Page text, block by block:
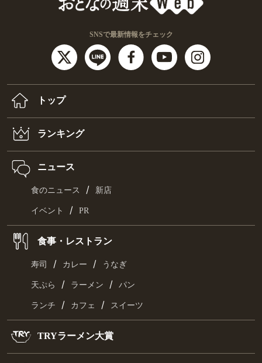
SNSで最新情報をチェック
トップ
ランキング
ニュース
食のニュース / 新店
イベント / PR
食事・レストラン
寿司 / カレー / うなぎ
天ぷら / ラーメン / パン
ランチ / カフェ / スイーツ
TRYラーメン大賞